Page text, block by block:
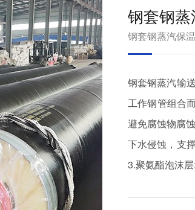
钢套钢
钢套钢蒸汽保
钢套钢蒸汽输
工作钢管组合
避免腐蚀物腐
下水侵蚀，支
3.聚氨酯泡沫